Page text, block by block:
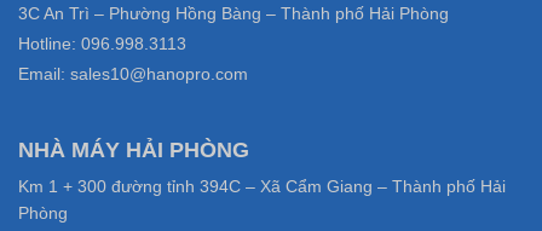
3C An Trì – Phường Hồng Bàng – Thành phố Hải Phòng
Hotline: 096.998.3113
Email: sales10@hanopro.com
NHÀ MÁY HẢI PHÒNG
Km 1 + 300 đường tỉnh 394C – Xã Cẩm Giang – Thành phố Hải
Phòng